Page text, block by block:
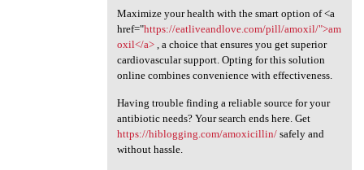
Maximize your health with the smart option of <a
href="https://eatliveandlove.com/pill/amoxil/">am
oxil</a>, a choice that ensures you get superior
cardiovascular support. Opting for this solution
online combines convenience with effectiveness.
Having trouble finding a reliable source for your
antibiotic needs? Your search ends here. Get
https://hiblogging.com/amoxicillin/safely and
without hassle.